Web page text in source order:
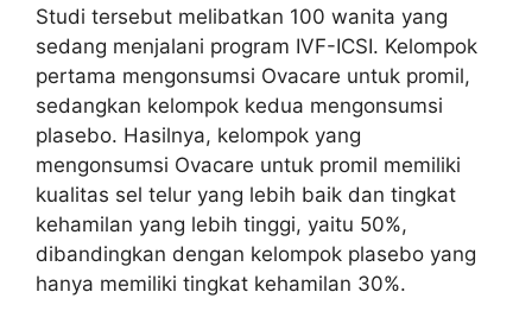
Studi tersebut melibatkan 100 wanita yang
sedang menjalani program IVF-ICSI. Kelompok
pertama mengonsumsi Ovacare untuk promil,
sedangkan kelompok kedua mengonsumsi
plasebo. Hasilnya, kelompok yang
mengonsumsi Ovacare untuk promil memiliki
kualitas sel telur yang lebih baik dan tingkat
kehamilan yang lebih tinggi, yaitu 50%,
dibandingkan dengan kelompok plasebo yang
hanya memiliki tingkat kehamilan 30%.